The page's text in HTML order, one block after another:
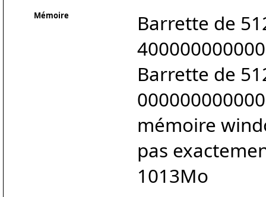
Mémoire
Barrette de
Barrette de
mémoire
pas
1013Mo